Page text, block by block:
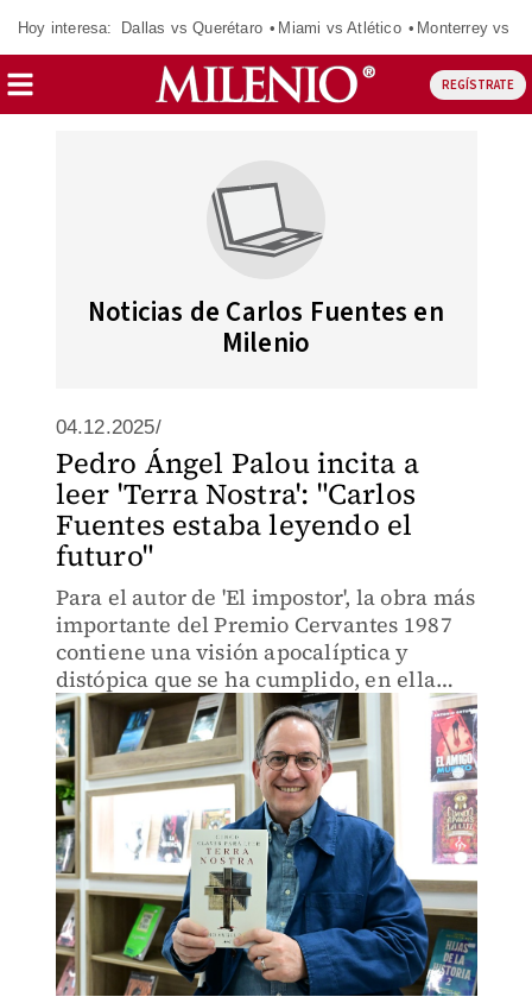
Hoy interesa: Dallas vs Querétaro Miami vs Atlético Monterrey vs
REGÍSTRATE
Noticias de Carlos Fuentes en
Milenio
04.12.2025/
Pedro Ángel Palou incita a
leer 'Terra Nostra': "Carlos
Fuentes estaba leyendo el
futuro"
Para el autor de 'El impostor', la obra más
importante del Premio Cervantes 1987
contiene una visión apocalíptica y
distópica que se ha cumplido, en ella
habla del cambio climático y de cómo la
máquina destruirá a la humanidad.